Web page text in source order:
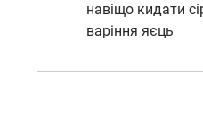
навіщо кидати
варіння яєць